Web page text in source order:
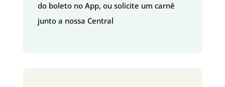
do boleto no App, ou solicite um carnê
junto a nossa Central